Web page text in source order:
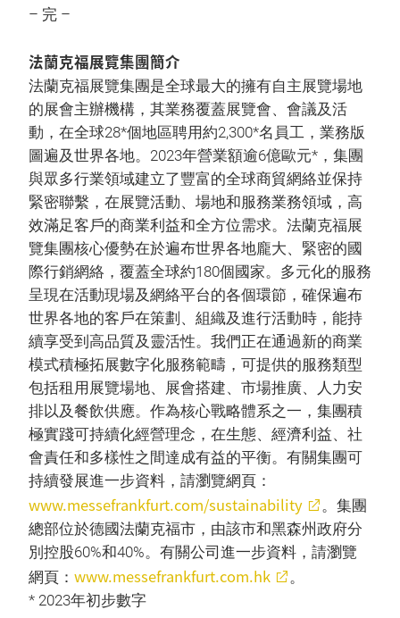
– 完 –
法蘭克福展覽集團簡介
法蘭克福展覽集團是全球最大的擁有自主展覽場地
的展會主辦機構，其業務覆蓋展覽會、會議及活
動，在全球28*個地區聘用約2,300*名員工，業務版
圖遍及世界各地。2023年營業額逾6億歐元*，集團
與眾多行業領域建立了豐富的全球商貿網絡並保持
緊密聯繫，在展覽活動、場地和服務業務領域，高
效滿足客戶的商業利益和全方位需求。法蘭克福展
覽集團核心優勢在於遍布世界各地龐大、緊密的國
際行銷網絡，覆蓋全球約180個國家。多元化的服務
呈現在活動現場及網絡平台的各個環節，確保遍布
世界各地的客戶在策劃、組織及進行活動時，能持
續享受到高品質及靈活性。我們正在通過新的商業
模式積極拓展數字化服務範疇，可提供的服務類型
包括租用展覽場地、展會搭建、市場推廣、人力安
排以及餐飲供應。作為核心戰略體系之一，集團積
極實踐可持續化經營理念，在生態、經濟利益、社
會責任和多樣性之間達成有益的平衡。有關集團可
持續發展進一步資料，請瀏覽網頁：
www.messefrankfurt.com/sustainability
。集團
總部位於德國法蘭克福市，由該市和黑森州政府分
別控股60%和40%。有關公司進一步資料，請瀏覽
網頁： www.messefrankfurt.com.hk
。
* 2023年初步數字